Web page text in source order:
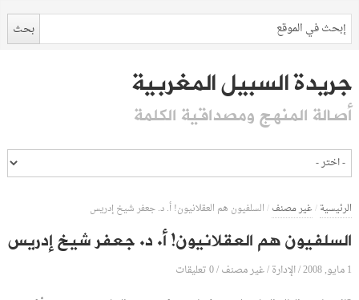
جريدة السبيل المغربية
أصالة المنهج ومصداقية الكلمة
الرئيسية/غير مصنف/السلفيون هم العقلانيون! أ. د. جعفر شيخ إدريس
السلفيون هم العقلانيون! أ. د. جعفر شيخ إدريس
1 مايو, 2008 /الإدارة/غير مصنف/0 تعليقات